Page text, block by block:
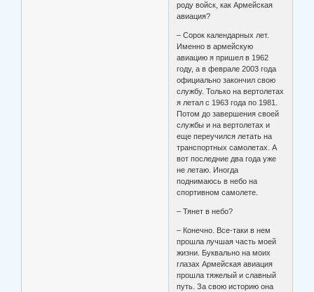
роду войск, как Армейская
авиация?
– Сорок календарных лет.
Именно в армейскую
авиацию я пришел в 1962
году, а в феврале 2003 года
официально закончил свою
службу. Только на вертолетах
я летал с 1963 года по 1981.
Потом до завершения своей
службы и на вертолетах и
еще переучился летать на
транспортных самолетах. А
вот последние два года уже
не летаю. Иногда
поднимаюсь в небо на
спортивном самолете.
– Тянет в небо?
– Конечно. Все-таки в нем
прошла лучшая часть моей
жизни. Буквально на моих
глазах Армейская авиация
прошла тяжелый и славный
путь. За свою историю она